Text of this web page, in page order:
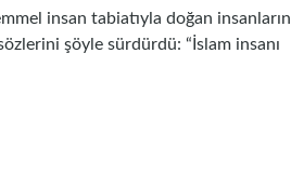
insan tabiatıyla doğan insanların
şöyle sürdürdü: “İslam insanı